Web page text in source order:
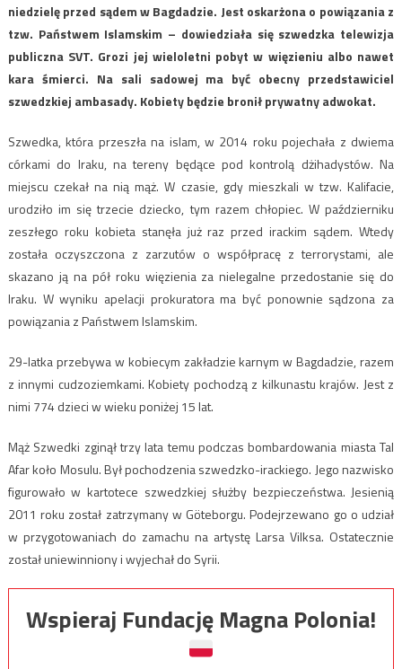
niedzielę przed sądem w Bagdadzie. Jest oskarżona o powiązania z
tzw. Państwem Islamskim – dowiedziała się szwedzka telewizja
publiczna SVT. Grozi jej wieloletni pobyt w więzieniu albo nawet
kara śmierci. Na sali sadowej ma być obecny przedstawiciel
szwedzkiej ambasady. Kobiety będzie bronił prywatny adwokat.
Szwedka, która przeszła na islam, w 2014 roku pojechała z dwiema
córkami do Iraku, na tereny będące pod kontrolą dżihadystów. Na
miejscu czekał na nią mąż. W czasie, gdy mieszkali w tzw. Kalifacie,
urodziło im się trzecie dziecko, tym razem chłopiec. W październiku
zeszłego roku kobieta stanęła już raz przed irackim sądem. Wtedy
została oczyszczona z zarzutów o współpracę z terrorystami, ale
skazano ją na pół roku więzienia za nielegalne przedostanie się do
Iraku. W wyniku apelacji prokuratora ma być ponownie sądzona za
powiązania z Państwem Islamskim.
29-latka przebywa w kobiecym zakładzie karnym w Bagdadzie, razem
z innymi cudzoziemkami. Kobiety pochodzą z kilkunastu krajów. Jest z
nimi 774 dzieci w wieku poniżej 15 lat.
Mąż Szwedki zginął trzy lata temu podczas bombardowania miasta Tal
Afar koło Mosulu. Był pochodzenia szwedzko-irackiego. Jego nazwisko
figurowało w kartotece szwedzkiej służby bezpieczeństwa. Jesienią
2011 roku został zatrzymany w Göteborgu. Podejrzewano go o udział
w przygotowaniach do zamachu na artystę Larsa Vilksa. Ostatecznie
został uniewinniony i wyjechał do Syrii.
Wspieraj Fundację Magna Polonia!